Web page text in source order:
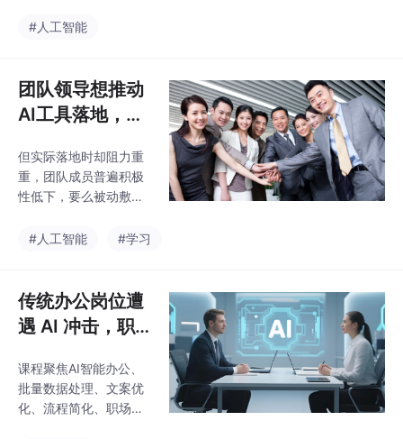
谈薪资，都多了核心竞
来说，这是新的发展机
遇。选对
是抗拒新技术，而是抗
具，核心目的是替代重
复、繁琐、低价值的事
务性工作，比如数据统
总等，帮助员工减少无
效加班，让员工有更多
精力聚焦客户对接、业
价值工作，而非替代员
却没有教学、没有示
范，员工
#人工智能
团队领导想推动
AI工具落地，如
接受和学习？
但实际落地时却阻力重
重，团队成员普遍积极
性低下，要么被动敷
内心抵触、刻意排斥，
法推进。搭建轻量化、
场景化的团队学习体
系，能够大幅降低落地
聚焦职场实用落地的核
心优势，摒弃复杂理
论，适配企业团队的批
#人工智能 #学习
传统办公岗位遭
遇 AI 冲击，职
备？
课程聚焦AI智能办公、
批量数据处理、文案优
化、流程简化、职场问